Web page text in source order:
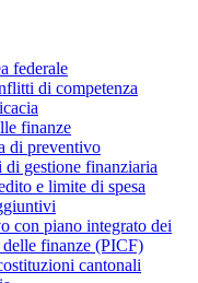
federale
di competenza
finanze
di preventivo
di gestione finanziaria
e limite di spesa
con piano integrato dei
finanze (PICF)
cantonali